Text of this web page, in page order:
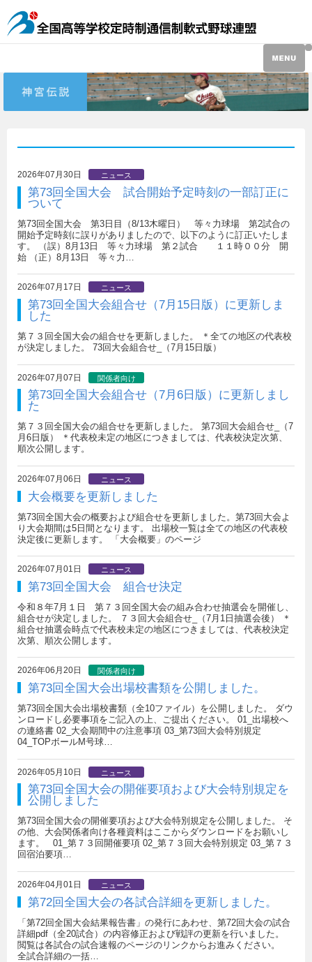
2026年07月30日 ニュース
第73回全国大会 試合開始予定時刻の一部訂正に
ついて
第73回全国大会 第3日目（8/13木曜日） 等々力球場 第2試合の
開始予定時刻に誤りがありましたので、以下のように訂正いたしま
す。 （誤）8月13日 等々力球場 第２試合 １１時００分 開
始 （正）8月13日 等々力…
2026年07月17日 ニュース
第73回全国大会組合せ（7月15日版）に更新しま
した
第７３回全国大会の組合せを更新しました。 ＊全ての地区の代表校
が決定しました。 73回大会組合せ_（7月15日版）
2026年07月07日 関係者向け
第73回全国大会組合せ（7月6日版）に更新しまし
た
第７３回全国大会の組合せを更新しました。 第73回大会組合せ_（7
月6日版） ＊代表校未定の地区につきましては、代表校決定次第、
順次公開します。
2026年07月06日 ニュース
大会概要を更新しました
第73回全国大会の概要および組合せを更新しました。第73回大会よ
り大会期間は5日間となります。 出場校一覧は全ての地区の代表校
決定後に更新します。 「大会概要」のページ
2026年07月01日 ニュース
第73回全国大会 組合せ決定
令和８年7月１日 第７３回全国大会の組み合わせ抽選会を開催し、
組合せが決定しました。 ７３回大会組合せ_（7月1日抽選会後） ＊
組合せ抽選会時点で代表校未定の地区につきましては、代表校決定
次第、順次公開します。
2026年06月20日 関係者向け
第73回全国大会出場校書類を公開しました。
第73回全国大会出場校書類（全10ファイル）を公開しました。 ダウ
ンロードし必要事項をご記入の上、ご提出ください。 01_出場校へ
の連絡書 02_大会期間中の注意事項 03_第73回大会特別規定
04_TOPボールM号球…
2026年05月10日 ニュース
第73回全国大会の開催要項および大会特別規定を
公開しました
第73回全国大会の開催要項および大会特別規定を公開しました。 そ
の他、大会関係者向け各種資料はここからダウンロードをお願いし
ます。 01_第７３回開催要項 02_第７３回大会特別規定 03_第７３
回宿泊要項…
2026年04月01日 ニュース
第72回全国大会の各試合詳細を更新しました。
「第72回全国大会結果報告書」の発行にあわせ、第72回大会の試合
詳細pdf（全20試合）の内容修正および戦評の更新を行いました。
閲覧は各試合の試合速報のページのリンクからお進みください。
全試合詳細の一括…